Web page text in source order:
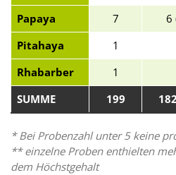
Papaya
7 6
Pitahaya
1
Rhabarber
1
SUMME
199
* Bei Probenzahl unter 5 keine
** einzelne Proben enthielten
dem Höchstgehalt